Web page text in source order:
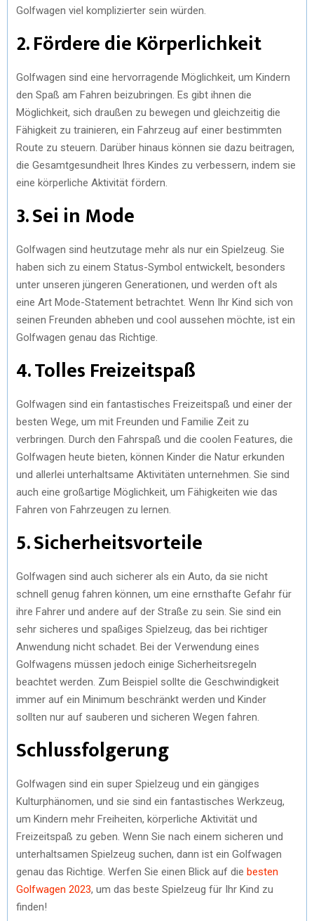
Golfwagen viel komplizierter sein würden.
2. Fördere die Körperlichkeit
Golfwagen sind eine hervorragende Möglichkeit, um Kindern
den Spaß am Fahren beizubringen. Es gibt ihnen die
Möglichkeit, sich draußen zu bewegen und gleichzeitig die
Fähigkeit zu trainieren, ein Fahrzeug auf einer bestimmten
Route zu steuern. Darüber hinaus können sie dazu beitragen,
die Gesamtgesundheit Ihres Kindes zu verbessern, indem sie
eine körperliche Aktivität fördern.
3. Sei in Mode
Golfwagen sind heutzutage mehr als nur ein Spielzeug. Sie
haben sich zu einem Status-Symbol entwickelt, besonders
unter unseren jüngeren Generationen, und werden oft als
eine Art Mode-Statement betrachtet. Wenn Ihr Kind sich von
seinen Freunden abheben und cool aussehen möchte, ist ein
Golfwagen genau das Richtige.
4. Tolles Freizeitspaß
Golfwagen sind ein fantastisches Freizeitspaß und einer der
besten Wege, um mit Freunden und Familie Zeit zu
verbringen. Durch den Fahrspaß und die coolen Features, die
Golfwagen heute bieten, können Kinder die Natur erkunden
und allerlei unterhaltsame Aktivitäten unternehmen. Sie sind
auch eine großartige Möglichkeit, um Fähigkeiten wie das
Fahren von Fahrzeugen zu lernen.
5. Sicherheitsvorteile
Golfwagen sind auch sicherer als ein Auto, da sie nicht
schnell genug fahren können, um eine ernsthafte Gefahr für
ihre Fahrer und andere auf der Straße zu sein. Sie sind ein
sehr sicheres und spaßiges Spielzeug, das bei richtiger
Anwendung nicht schadet. Bei der Verwendung eines
Golfwagens müssen jedoch einige Sicherheitsregeln
beachtet werden. Zum Beispiel sollte die Geschwindigkeit
immer auf ein Minimum beschränkt werden und Kinder
sollten nur auf sauberen und sicheren Wegen fahren.
Schlussfolgerung
Golfwagen sind ein super Spielzeug und ein gängiges
Kulturphänomen, und sie sind ein fantastisches Werkzeug,
um Kindern mehr Freiheiten, körperliche Aktivität und
Freizeitspaß zu geben. Wenn Sie nach einem sicheren und
unterhaltsamen Spielzeug suchen, dann ist ein Golfwagen
genau das Richtige. Werfen Sie einen Blick auf die besten
Golfwagen 2023, um das beste Spielzeug für Ihr Kind zu
finden!